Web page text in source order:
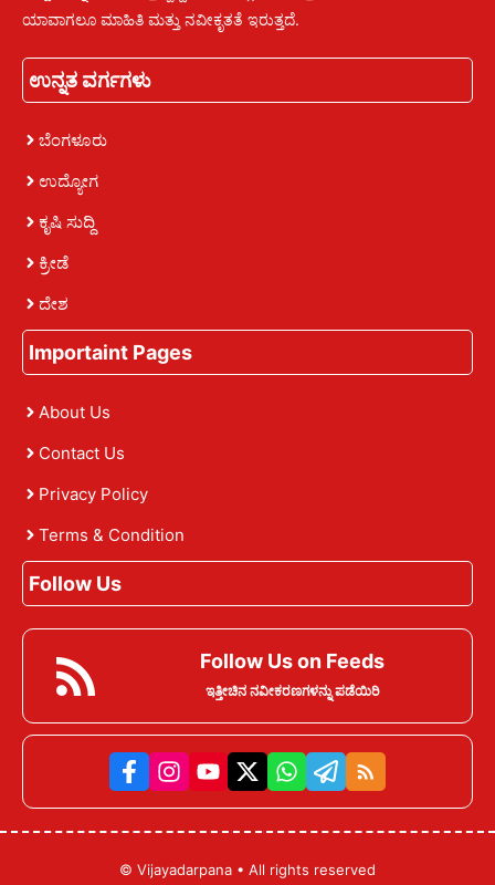
ಯಾವಾಗಲೂ ಮಾಹಿತಿ ಮತ್ತು ನವೀಕೃತತೆ ಇರುತ್ತದೆ.
ಉನ್ನತ ವರ್ಗಗಳು
ಬೆಂಗಳೂರು
ಉದ್ಯೋಗ
ಕೃಷಿ ಸುದ್ದಿ
ಕ್ರೀಡೆ
ದೇಶ
Importaint Pages
About Us
Contact Us
Privacy Policy
Terms & Condition
Follow Us
Follow Us on Feeds
ಇತ್ತೀಚಿನ ನವೀಕರಣಗಳನ್ನು ಪಡೆಯಿರಿ
© Vijayadarpana • All rights reserved